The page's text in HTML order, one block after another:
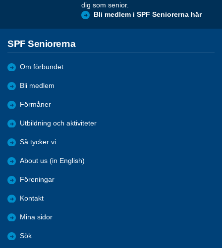
dig som senior.
Bli medlem i SPF Seniorerna här
SPF Seniorerna
Om förbundet
Bli medlem
Förmåner
Utbildning och aktiviteter
Så tycker vi
About us (in English)
Föreningar
Kontakt
Mina sidor
Sök